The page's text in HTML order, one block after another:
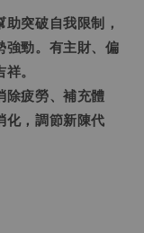
突破自我限制，
強勁。有主財、偏
。
除疲勞、補充體
化，調節新陳代